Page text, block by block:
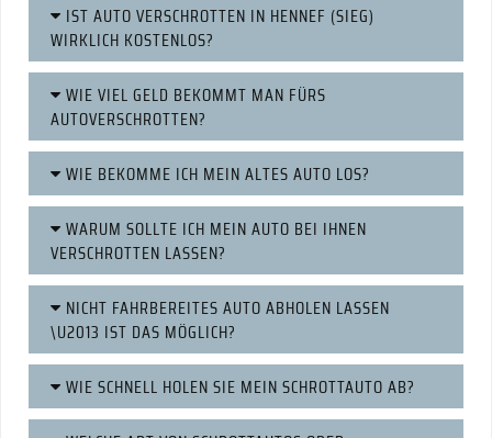
IST AUTO VERSCHROTTEN IN HENNEF (SIEG)
WIRKLICH KOSTENLOS?
WIE VIEL GELD BEKOMMT MAN FÜRS
AUTOVERSCHROTTEN?
WIE BEKOMME ICH MEIN ALTES AUTO LOS?
WARUM SOLLTE ICH MEIN AUTO BEI IHNEN
VERSCHROTTEN LASSEN?
NICHT FAHRBEREITES AUTO ABHOLEN LASSEN
\U2013 IST DAS MÖGLICH?
WIE SCHNELL HOLEN SIE MEIN SCHROTTAUTO AB?